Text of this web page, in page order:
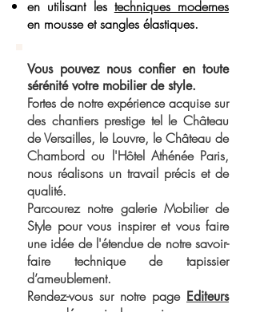
en utilisant les techniques modernes
en mousse et sangles élastiques.
Vous pouvez nous confier en toute
sérénité votre mobilier de style.
Fortes de notre expérience acquise sur
des chantiers prestige tel le Château
de Versailles, le Louvre, le Château de
Chambord ou l'Hôtel Athénée Paris,
nous réalisons un travail précis et de
qualité.
Parcourez notre galerie Mobilier de
Style pour vous inspirer et vous faire
une idée de l'étendue de notre savoir-
faire technique de tapissier
d’ameublement.
Rendez-vous sur notre page Editeurs